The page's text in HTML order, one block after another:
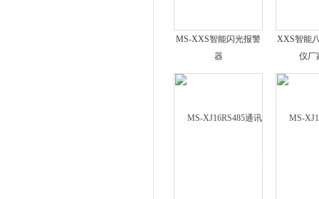
MS-XXS智能闪光报警
器
XXS智能
仪厂